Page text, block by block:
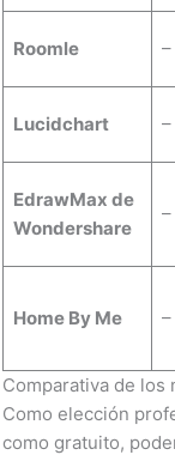
Roomle
Lucidchart
EdrawMax de
Wondershare
Home By Me
Comparativa de los
Como elección
como gratuito,